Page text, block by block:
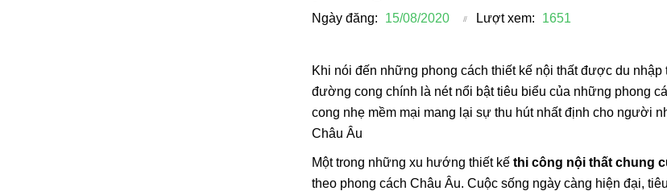
Ngày đăng: 15/08/2020 Lượt xem: 1651
Khi nói đến những phong cách thiết kế nội thất được du
đường cong chính là nét nổi bật tiêu biểu của những phong
cong nhẹ mềm mại mang lại sự thu hút nhất định cho người
Châu Âu
Một trong những xu hướng thiết kế thi công nội thất chung
theo phong cách Châu Âu. Cuộc sống ngày càng hiện đại,